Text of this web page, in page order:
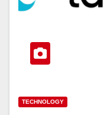
TECHNOLOGY